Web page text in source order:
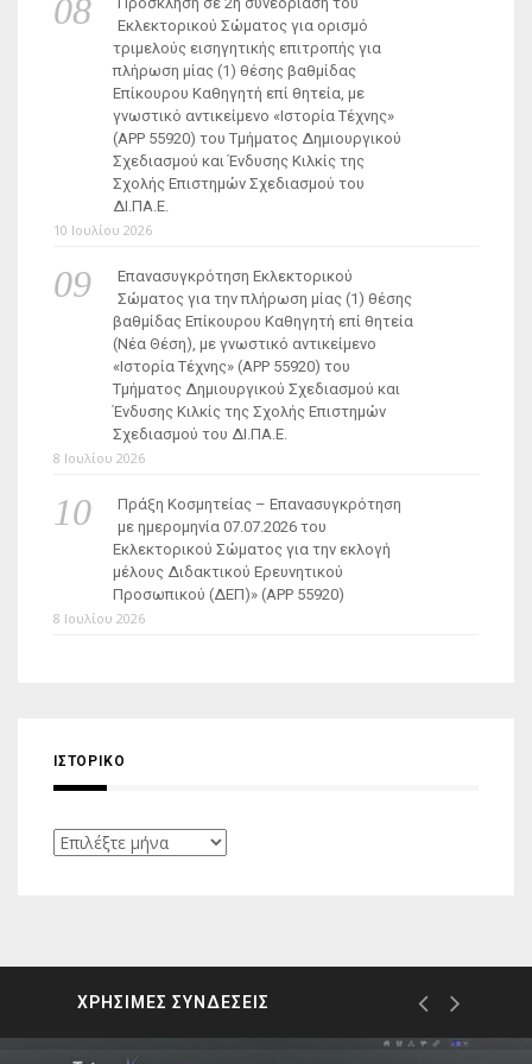
Εκλεκτορικού Σώματος για ορισμό
τριμελούς εισηγητικής επιτροπής για
πλήρωση μίας (1) θέσης βαθμίδας
Επίκουρου Καθηγητή επί θητεία, με
γνωστικό αντικείμενο «Ιστορία Τέχνης»
(ΑΡΡ 55920) του Τμήματος Δημιουργικού
Σχεδιασμού και Ένδυσης Κιλκίς της
Σχολής Επιστημών Σχεδιασμού του
ΔΙ.ΠΑ.Ε.
10 Ιουλίου 2026
Επανασυγκρότηση Εκλεκτορικού
Σώματος για την πλήρωση μίας (1) θέσης
βαθμίδας Επίκουρου Καθηγητή επί θητεία
(Νέα Θέση), με γνωστικό αντικείμενο
«Ιστορία Τέχνης» (ΑΡΡ 55920) του
Τμήματος Δημιουργικού Σχεδιασμού και
Ένδυσης Κιλκίς της Σχολής Επιστημών
Σχεδιασμού του ΔΙ.ΠΑ.Ε.
8 Ιουλίου 2026
Πράξη Κοσμητείας – Επανασυγκρότηση
με ημερομηνία 07.07.2026 του
Εκλεκτορικού Σώματος για την εκλογή
μέλους Διδακτικού Ερευνητικού
Προσωπικού (ΔΕΠ)» (APP 55920)
8 Ιουλίου 2026
ΙΣΤΟΡΙΚΌ
Ιστορικό
ΧΡΗΣΙΜΕΣ ΣΥΝΔΕΣΕΙΣ